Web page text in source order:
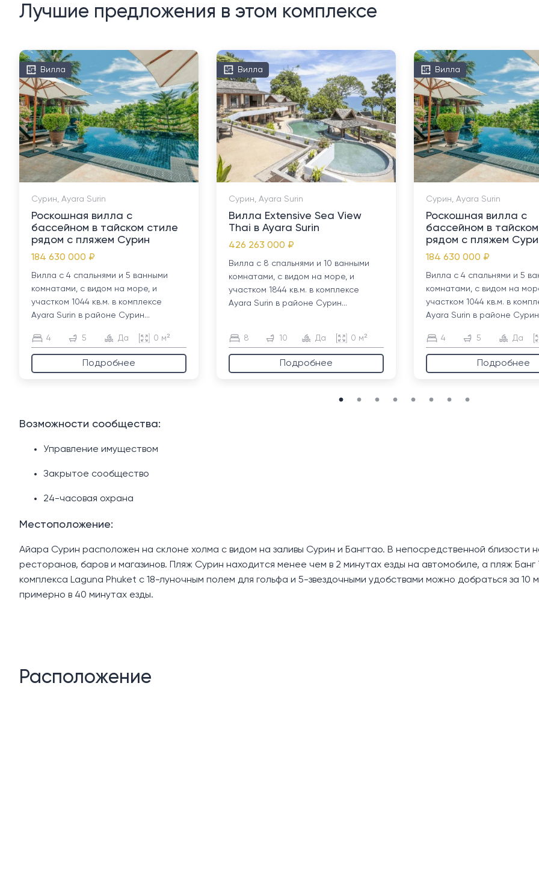
Лучшие предложения в этом комплексе
Вилла
Сурин, Ayara Surin
Роскошная вилла с
бассейном в тайском стиле
рядом с пляжем Сурин
184 630 000 ₽
Вилла с 4 спальнями и 5 ванными
комнатами, с видом на море, и
участком 1044 кв.м. в комплексе
Ayara Surin в районе Сурин...
4 5 Да 0 м²
Подробнее
Вилла
Сурин, Ayara Surin
Вилла Extensive Sea View
Thai в Ayara Surin
426 263 000 ₽
Вилла с 8 спальнями и 10 ванными
комнатами, с видом на море, и
участком 1844 кв.м. в комплексе
Ayara Surin в районе Сурин...
8 10 Да 0 м²
Подробнее
Вилла
Сурин, Ayara Surin
Роскошная вилла с
бассейном в
рядом с пляжем
184 630 000 ₽
Вилла с 4 спальнями и 5
комнатами, с видом на
участком 1044 кв.м. в
Ayara Surin в районе
4 5 Да
Подробнее
Возможности сообщества:
Управление имуществом
Закрытое сообщество
24-часовая охрана
Местоположение:
Айара Сурин расположен на склоне холма с видом на заливы Сурин и Бангтао. В непосредственной близости
ресторанов, баров и магазинов. Пляж Сурин находится менее чем в 2 минутах езды на автомобиле, а пляж
комплекса Laguna Phuket с 18-луночным полем для гольфа и 5-звездочными удобствами можно добраться за
примерно в 40 минутах езды.
Расположение